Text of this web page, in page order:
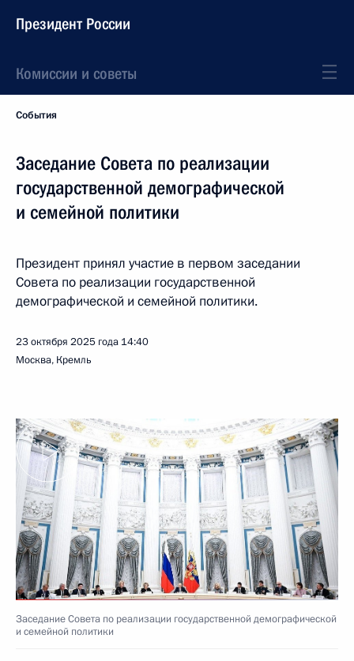
Президент России
Комиссии и советы
События
Заседание Совета по реализации
государственной демографической
и семейной политики
Президент принял участие в первом заседании
Совета по реализации государственной
демографической и семейной политики.
23 октября 2025 года 14:40
Москва, Кремль
Заседание Совета по реализации государственной демографической
и семейной политики